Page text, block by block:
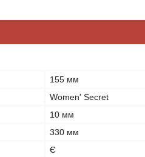
155 мм
Women' Secret
10 мм
330 мм
Є